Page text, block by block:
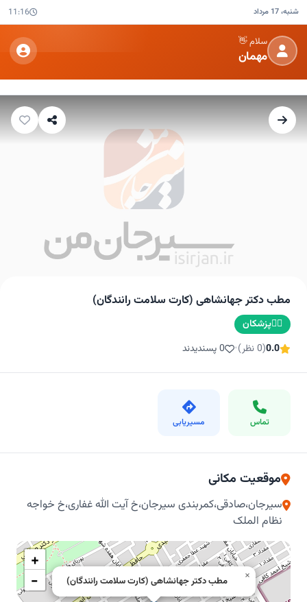
شنبه، 17 مرداد 11:16
سلام 👋
مهمان
مطب دکتر جهانشاهی (کارت سلامت رانندگان)
👨‍⚕️پزشکان
0.0(0 نظر) • 0 پسندیدند
تماس مسیریابی
موقعیت مکانی
سیرجان،صادقی،کمربندی سیرجان،خ آیت الله غفاری،خ خواجه
نظام الملک
مطب دکتر جهانشاهی (کارت سلامت رانندگان) ×
+
−